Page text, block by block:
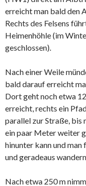
erreicht man bald den
Rechts des Felsens
Heimenhöhle (im
geschlossen).
Nach einer Weile
bald darauf erreicht
Dort geht noch etwa
erreicht, rechts ein
parallel zur Straße, bis
ein paar Meter weiter
hinunter kann und
und geradeaus
Nach etwa 250 m